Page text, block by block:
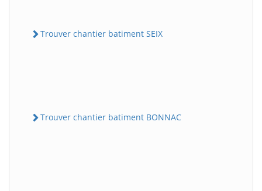
Trouver chantier batiment SEIX
Trouver chantier batiment BONNAC